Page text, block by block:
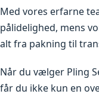
Med vores erfarne
pålidelighed, mens
alt fra pakning til
Når du vælger Pling
får du ikke kun en